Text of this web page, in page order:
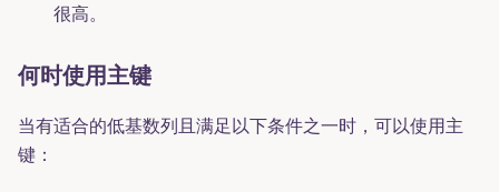
很高。
何时使用主键
当有适合的低基数列且满足以下条件之一时，可以使用主
键：